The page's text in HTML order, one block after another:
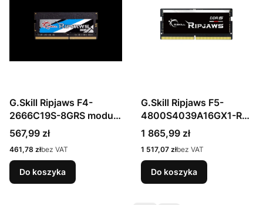
G.Skill Ripjaws F4-
2666C19S-8GRS moduł
pamięci 8 GB 1 x 8 GB
DDR4 2666 Mhz
Cena
567,99 zł
Cena
461,78 złbez VAT
Do koszyka
G.Skill Ripjaws F5-
4800S4039A16GX1-RS
moduł pamięci 16 GB 1 x
16 GB DDR5 262-pin SO-
DIMM
Cena
1 865,99 zł
Cena
1 517,07 złbez VAT
Do koszyka